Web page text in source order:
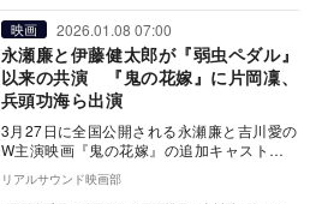
映画 2026.01.08 07:00
永瀬廉と伊藤健太郎が『弱虫ペダル』
以来の共演 『鬼の花嫁』に片岡凜、
兵頭功海ら出演
3月27日に全国公開される永瀬廉と吉川愛の
W主演映画『鬼の花嫁』の追加キャストと
して、伊藤健太郎、片岡凜など8名の出演が
決定。あ…
リアルサウンド映画部